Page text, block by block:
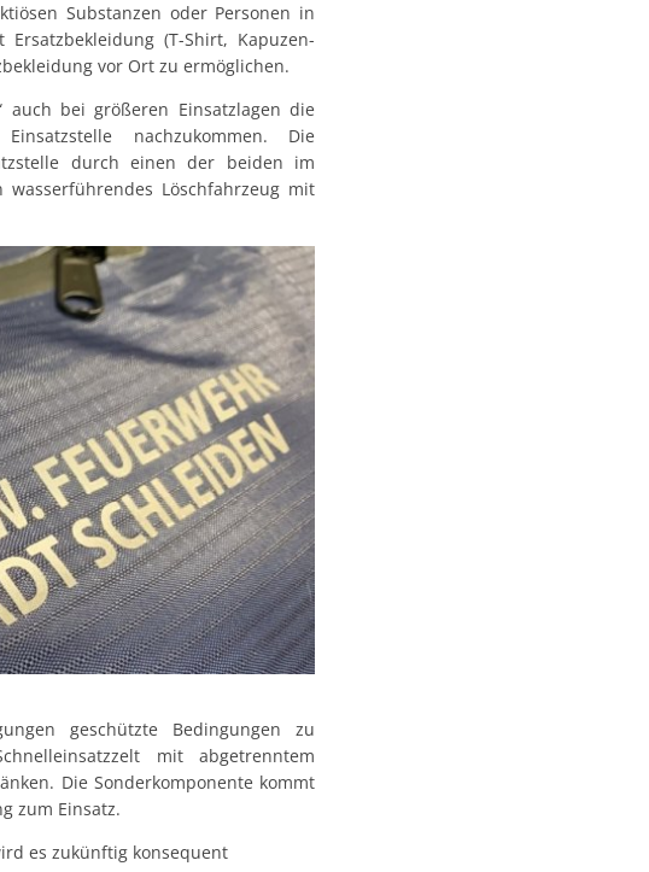
Substanzen oder Personen in
(T-Shirt, Kapuzen-
vor Ort zu ermöglichen.
auch bei größeren Einsatzlagen die
nachzukommen. Die
durch einen der beiden im
Löschfahrzeug mit
geschützte Bedingungen zu
mit abgetrenntem
Die Sonderkomponente kommt
zum Einsatz.
es zukünftig konsequent